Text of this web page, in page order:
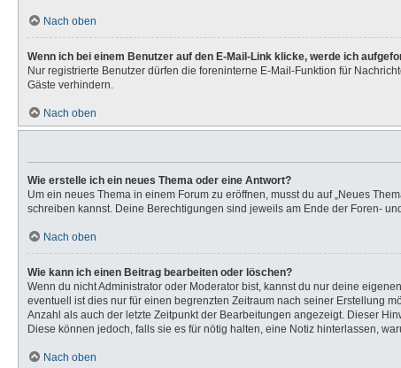
Nach oben
Wenn ich bei einem Benutzer auf den E-Mail-Link klicke, werde ich
Nur registrierte Benutzer dürfen die foreninterne E-Mail-Funktion für
Gäste verhindern.
Nach oben
Wie erstelle ich ein neues Thema oder eine Antwort?
Um ein neues Thema in einem Forum zu eröffnen, musst du auf „Neues
schreiben kannst. Deine Berechtigungen sind jeweils am Ende der Foren-
Nach oben
Wie kann ich einen Beitrag bearbeiten oder löschen?
Wenn du nicht Administrator oder Moderator bist, kannst du nur deine
eventuell ist dies nur für einen begrenzten Zeitraum nach seiner Erstellung
Anzahl als auch der letzte Zeitpunkt der Bearbeitungen angezeigt. Dieser
Diese können jedoch, falls sie es für nötig halten, eine Notiz hinterlassen,
Nach oben